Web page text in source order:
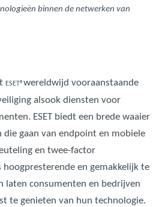
binnen de netwerken van
ESET®wereldwijd vooraanstaande
alsook diensten voor
ESET biedt een brede waaier
die gaan van endpoint en mobiele
en twee-factor
hoogpresterende en gemakkelijk te
laten consumenten en bedrijven
te genieten van hun technologie.